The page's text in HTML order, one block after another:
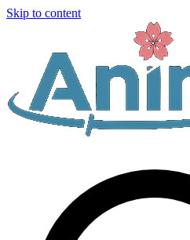
Skip to content